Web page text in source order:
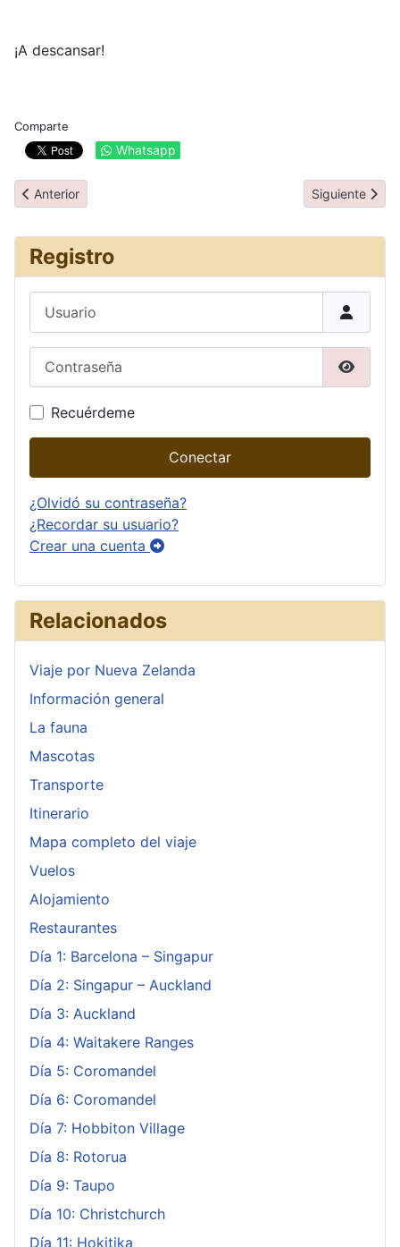
¡A descansar!
Comparte
Whatsapp
Artículo anterior: Día 3: Auckland
Anterior Artículo
Siguiente
Registro
Recuérdeme
Conectar
¿Olvidó su contraseña?
¿Recordar su usuario?
Crear una cuenta
Relacionados
Viaje por Nueva Zelanda
Información general
La fauna
Mascotas
Transporte
Itinerario
Mapa completo del viaje
Vuelos
Alojamiento
Restaurantes
Día 1: Barcelona – Singapur
Día 2: Singapur – Auckland
Día 3: Auckland
Día 4: Waitakere Ranges
Día 5: Coromandel
Día 6: Coromandel
Día 7: Hobbiton Village
Día 8: Rotorua
Día 9: Taupo
Día 10: Christchurch
Día 11: Hokitika